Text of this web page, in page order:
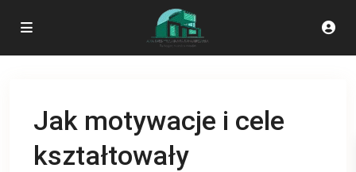
Jak motywacje i cele
kształtowały